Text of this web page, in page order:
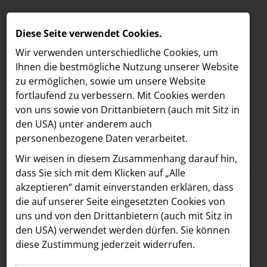
MELDUNGEN
LOEBELL NORDBERG
INNER
aehre
Astoria Artshow
B/S/H Hausgeräte
Meldungen / section.d
Text Bilder
25.09.2018
PARABOL ART
MAGAZIN #9 / 2018
Diese Seite verwendet Cookies.
Wir verwenden unterschiedliche Cookies, um
Ihnen die best­mögliche Nutzung unserer Website
zu ermöglichen, sowie um unsere Website
fortlaufend zu verbessern. Mit Cookies werden
von uns sowie von Drittanbietern (auch mit Sitz in
den USA) unter anderem auch
personenbezogene Daten verarbeitet.
Wir weisen in diesem Zusammenhang darauf hin,
dass Sie sich mit dem Klicken auf „Alle
akzeptieren“ damit ein­ver­standen erklären, dass
die auf unserer Seite eingesetzten Cookies von
uns und von den Drittanbietern (auch mit Sitz in
den USA) verwendet werden dürfen. Sie können
diese Zustimmung jederzeit widerrufen.